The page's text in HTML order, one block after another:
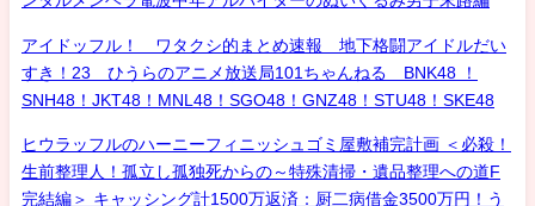
アイドッフル！ ワタクシ的まとめ速報 地下格闘アイドルだい
すき！23 ひうらのアニメ放送局101ちゃんねる BNK48 ！
SNH48！JKT48！MNL48！SGO48！GNZ48！STU48！SKE48
ヒウラッフルのハーニーフィニッシュゴミ屋敷補完計画 ＜必殺！
生前整理人！孤立し孤独死からの～特殊清掃・遺品整理への道F
完結編＞ キャッシング計1500万返済：厨二病借金3500万円！う